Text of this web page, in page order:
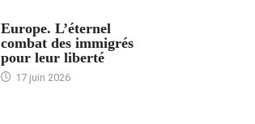
Europe. L’éternel
combat des immigrés
pour leur liberté
17 juin 2026